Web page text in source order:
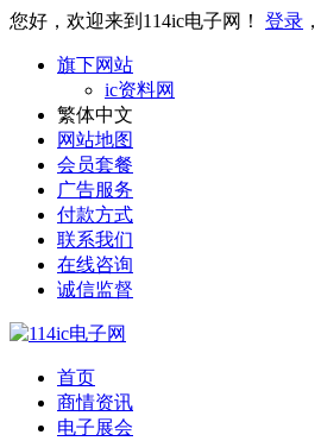
您好，欢迎来到114ic电子网！ 登录 ，
旗下网站
ic资料网
繁体中文
网站地图
会员套餐
广告服务
付款方式
联系我们
在线咨询
诚信监督
首页
商情资讯
电子展会